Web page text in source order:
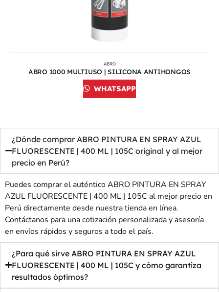
ABRO
ABRO 1000 MULTIUSO | SILICONA ANTIHONGOS
WHATSAPP
¿Dónde comprar ABRO PINTURA EN SPRAY AZUL
FLUORESCENTE | 400 ML | 105C original y al mejor
precio en Perú?
Puedes comprar el auténtico ABRO PINTURA EN SPRAY
AZUL FLUORESCENTE | 400 ML | 105C al mejor precio en
Perú directamente desde nuestra tienda en línea.
Contáctanos para una cotización personalizada y asesoría
en envíos rápidos y seguros a todo el país.
¿Para qué sirve ABRO PINTURA EN SPRAY AZUL
FLUORESCENTE | 400 ML | 105C y cómo garantiza
resultados óptimos?